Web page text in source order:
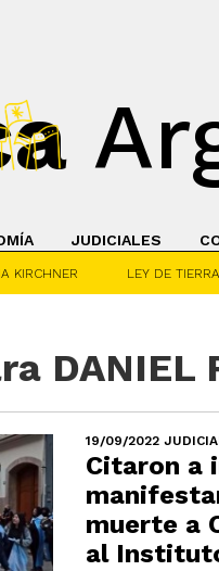
JUDICIALES
KIRCHNER LEY DE
DANIEL
19/09/2022
Citaron a
muerte a
al